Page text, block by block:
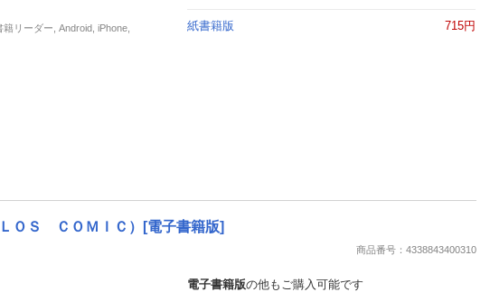
リーダー, Android, iPhone,
紙書籍版 715円
ＯＳ ＣＯＭＩＣ）[電子書籍版]
商品番号：4338843400310
電子書籍版の他もご購入可能です